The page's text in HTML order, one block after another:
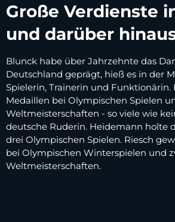
Große Verdienste
und darüber
Blunck habe über Jahrzehnte das
Deutschland geprägt, hieß es in der
Spielerin, Trainerin und Funktionärin.
Medaillen bei Olympischen Spielen
Weltmeisterschaften - so viele wie
deutsche Ruderin. Heidemann holte
drei Olympischen Spielen. Riesch
bei Olympischen Winterspielen und
Weltmeisterschaften.